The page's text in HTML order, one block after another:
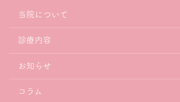
当院について
診療内容
お知らせ
コラム